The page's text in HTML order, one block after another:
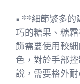
• **細節繁多的
巧的糖果、糖
飾需要使用較
色，對於手部
說，需要格外耐